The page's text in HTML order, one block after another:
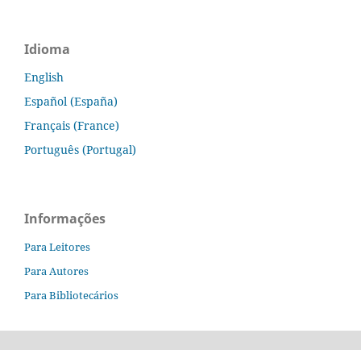
Idioma
English
Español (España)
Français (France)
Português (Portugal)
Informações
Para Leitores
Para Autores
Para Bibliotecários